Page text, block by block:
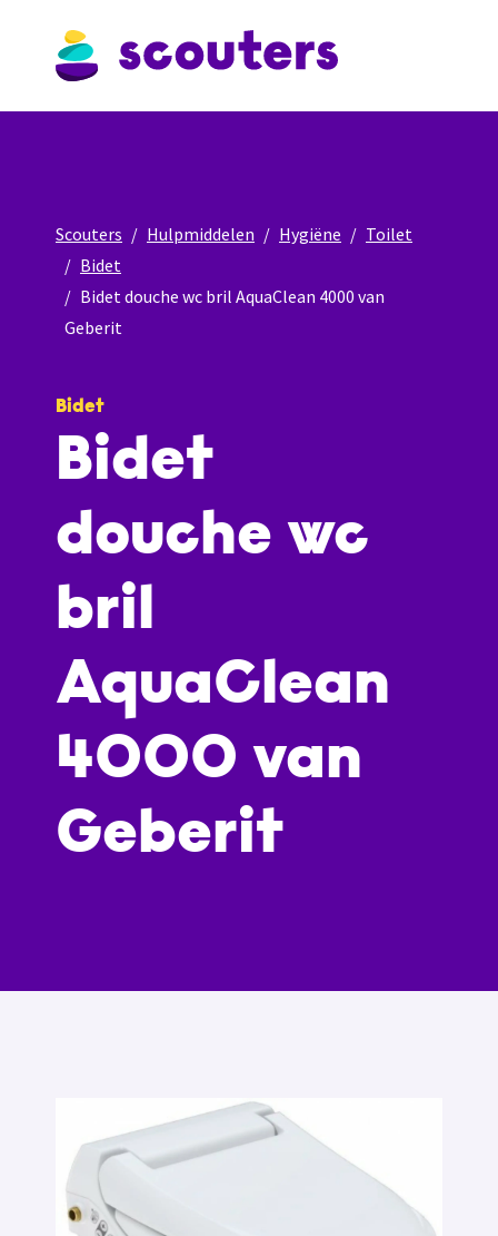
Scouters Hulpmiddelen Hygiëne
Toilet
Bidet
Bidet douche wc bril AquaClean 4000 van
Geberit
Bidet
Bidet
douche wc
bril
AquaClean
4000 van
Geberit